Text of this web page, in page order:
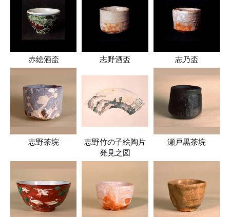
赤絵酒盃 志野酒盃 志乃盃
志野茶垸
志野竹の子絵陶片
発見之図
瀬戸黒茶垸